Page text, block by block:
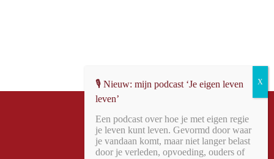
🎙️ Nieuw: mijn podcast ‘Je eigen leven
leven’
Een podcast over hoe je met eigen regie
je leven kunt leven. Gevormd door waar
je vandaan komt, maar niet langer belast
door je verleden, opvoeding, ouders of